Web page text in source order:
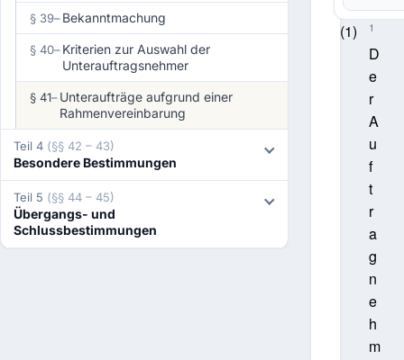
§ 39–Bekanntmachung
§ 40–Kriterien zur Auswahl der
Unterauftragsnehmer
§ 41–Unteraufträge aufgrund einer
Rahmenvereinbarung
Teil 4 (§§ 42 – 43)
Besondere Bestimmungen
Teil 5 (§§ 44 – 45)
Übergangs- und
Schlussbestimmungen
(1) 1
D
e
r
A
u
f
t
r
a
g
n
e
h
m